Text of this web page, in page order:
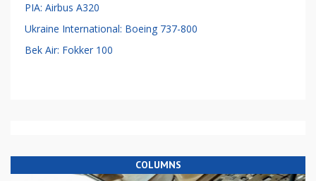
PIA: Airbus A320
Ukraine International: Boeing 737-800
Bek Air: Fokker 100
COLUMNS